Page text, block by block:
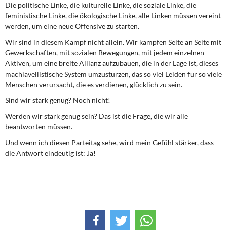
Die politische Linke, die kulturelle Linke, die soziale Linke, die
feministische Linke, die ökologische Linke, alle Linken müssen vereint
werden, um eine neue Offensive zu starten.
Wir sind in diesem Kampf nicht allein. Wir kämpfen Seite an Seite mit
Gewerkschaften, mit sozialen Bewegungen, mit jedem einzelnen
Aktiven, um eine breite Allianz aufzubauen, die in der Lage ist, dieses
machiavellistische System umzustürzen, das so viel Leiden für so viele
Menschen verursacht, die es verdienen, glücklich zu sein.
Sind wir stark genug? Noch nicht!
Werden wir stark genug sein? Das ist die Frage, die wir alle
beantworten müssen.
Und wenn ich diesen Parteitag sehe, wird mein Gefühl stärker, dass
die Antwort eindeutig ist: Ja!